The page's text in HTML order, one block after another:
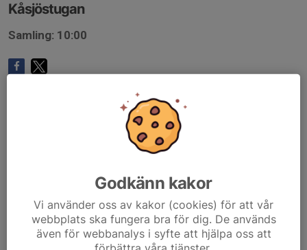
Kåsjöstugan
Samling: 10:00
Godkänn kakor
Vi använder oss av kakor (cookies) för att vår
webbplats ska fungera bra för dig. De används
även för webbanalys i syfte att hjälpa oss att